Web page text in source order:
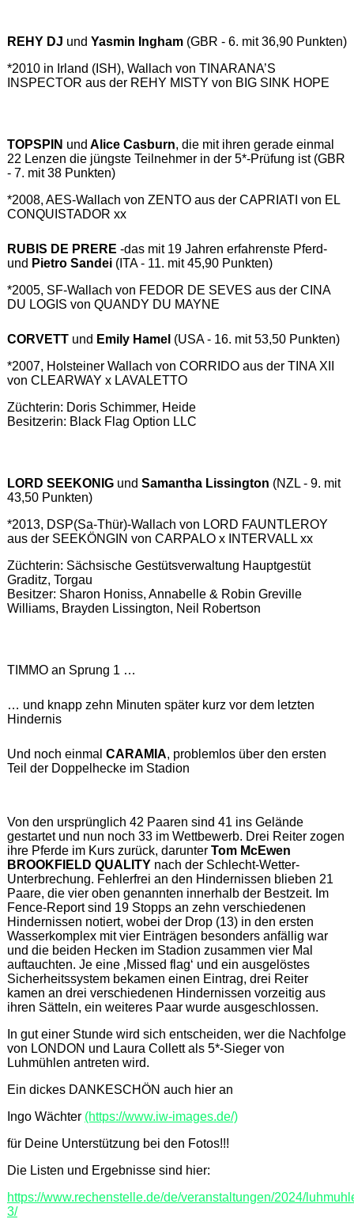
REHY DJ und Yasmin Ingham(GBR - 6. mit 36,90 Punkten)
*2010 in Irland (ISH), Wallach von TINARANA’S
INSPECTOR aus der REHY MISTY von BIG SINK HOPE
TOPSPIN und Alice Casburn, die mit ihren gerade einmal
22 Lenzen die jüngste Teilnehmer in der 5*-Prüfung ist (GBR
- 7. mit 38 Punkten)
*2008, AES-Wallach von ZENTO aus der CAPRIATI von EL
CONQUISTADOR xx
RUBIS DE PRERE -das mit 19 Jahren erfahrenste Pferd-
und Pietro Sandei(ITA - 11. mit 45,90 Punkten)
*2005, SF-Wallach von FEDOR DE SEVES aus der CINA
DU LOGIS von QUANDY DU MAYNE
CORVETT und Emily Hamel (USA - 16. mit 53,50 Punkten)
*2007, Holsteiner Wallach von CORRIDO aus der TINA XII
von CLEARWAY x LAVALETTO
Züchterin: Doris Schimmer, Heide
Besitzerin: Black Flag Option LLC
LORD SEEKONIG und Samantha Lissington (NZL - 9. mit
43,50 Punkten)
*2013, DSP(Sa-Thür)-Wallach von LORD FAUNTLEROY
aus der SEEKÖNGIN von CARPALO x INTERVALL xx
Züchterin: Sächsische Gestütsverwaltung Hauptgestüt
Graditz, Torgau
Besitzer: Sharon Honiss, Annabelle & Robin Greville
Williams, Brayden Lissington, Neil Robertson
TIMMO an Sprung 1 …
… und knapp zehn Minuten später kurz vor dem letzten
Hindernis
Und noch einmal CARAMIA, problemlos über den ersten
Teil der Doppelhecke im Stadion
Von den ursprünglich 42 Paaren sind 41 ins Gelände
gestartet und nun noch 33 im Wettbewerb. Drei Reiter zogen
ihre Pferde im Kurs zurück, darunter Tom McEwen
BROOKFIELD QUALITYnach der Schlecht-Wetter-
Unterbrechung. Fehlerfrei an den Hindernissen blieben 21
Paare, die vier oben genannten innerhalb der Bestzeit. Im
Fence-Report sind 19 Stopps an zehn verschiedenen
Hindernissen notiert, wobei der Drop (13) in den ersten
Wasserkomplex mit vier Einträgen besonders anfällig war
und die beiden Hecken im Stadion zusammen vier Mal
auftauchten. Je eine ‚Missed flag‘ und ein ausgelöstes
Sicherheitssystem bekamen einen Eintrag, drei Reiter
kamen an drei verschiedenen Hindernissen vorzeitig aus
ihren Sätteln, ein weiteres Paar wurde ausgeschlossen.
In gut einer Stunde wird sich entscheiden, wer die Nachfolge
von LONDON und Laura Collett als 5*-Sieger von
Luhmühlen antreten wird.
Ein dickes DANKESCHÖN auch hier an
Ingo Wächter (https://www.iw-images.de/)
für Deine Unterstützung bei den Fotos!!!
Die Listen und Ergebnisse sind hier:
https://www.rechenstelle.de/de/veranstaltungen/2024/
3/